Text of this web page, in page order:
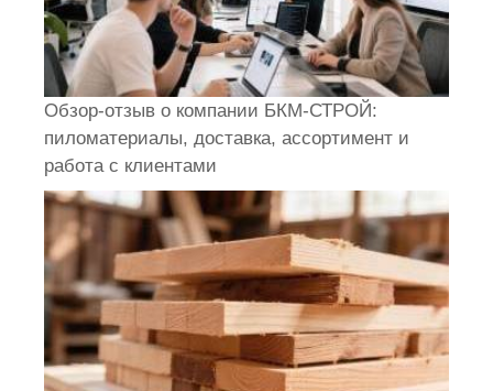
Обзор-отзыв о компании БКМ-СТРОЙ:
пиломатериалы, доставка, ассортимент и
работа с клиентами